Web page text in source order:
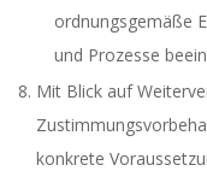
ordnungsgemäße
und Prozesse
Mit Blick auf
konkrete